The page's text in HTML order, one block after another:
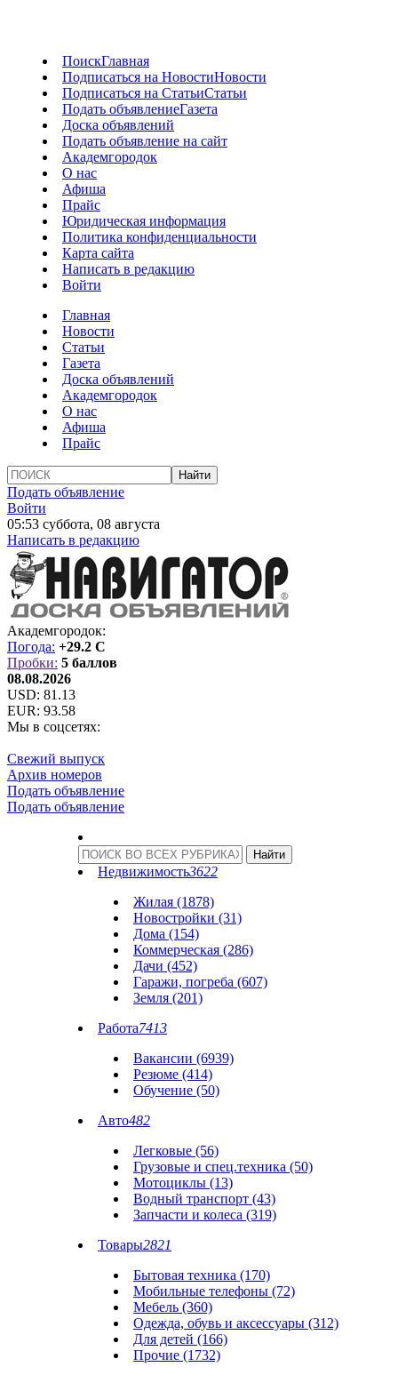
ПоискГлавная
Подписаться на НовостиНовости
Подписаться на СтатьиСтатьи
Подать объявлениеГазета
Доска объявлений
Подать объявление на сайт
Академгородок
О нас
Афиша
Прайс
Юридическая информация
Политика конфиденциальности
Карта сайта
Написать в редакцию
Войти
Главная
Новости
Статьи
Газета
Доска объявлений
Академгородок
О нас
Афиша
Прайс
Подать объявление
Войти
05:53 суббота, 08 августа
Написать в редакцию
Академгородок:
Погода: +29.2 C
Пробки: 5 баллов
08.08.2026
USD: 81.13
EUR: 93.58
Мы в соцсетях:
Свежий выпуск
Архив номеров
Подать объявление
Подать объявление
Недвижимость3622
Жилая (1878)
Новостройки (31)
Дома (154)
Коммерческая (286)
Дачи (452)
Гаражи, погреба (607)
Земля (201)
Работа7413
Вакансии (6939)
Резюме (414)
Обучение (50)
Авто482
Легковые (56)
Грузовые и спец.техника (50)
Мотоциклы (13)
Водный транспорт (43)
Запчасти и колеса (319)
Товары2821
Бытовая техника (170)
Мобильные телефоны (72)
Мебель (360)
Одежда, обувь и аксессуары (312)
Для детей (166)
Прочие (1732)